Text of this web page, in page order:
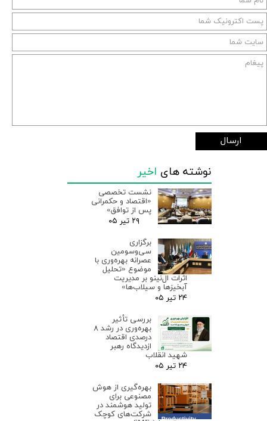
ارسال
نوشته های اخیر
نشست تخصصی
«اقتصاد و حکمرانی
پس از توافق»
۲۹ تیر ۰۵
برگزاری
سی‌وسومین
عصرانه بهره‌وری با
موضوع «تحلیل
اثرات ال‌نینو بر مدیریت
آبخیزها و سیلاب‌ها»
۲۴ تیر ۰۵
بررسی تأثیر
بهره‌وری در رشد ۸
درصدی اقتصاد
ازدیدگاه رهبر
شهید انقلاب
۲۴ تیر ۰۵
بهره‌گیری از هوش
مصنوعی برای
تولید هوشمند در
شرکت‌های کوچک